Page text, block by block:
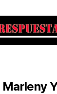
Marleny